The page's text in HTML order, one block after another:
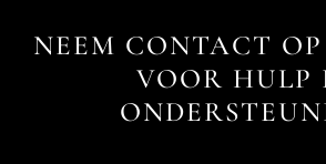
NEEM CONTACT
VOOR HULP